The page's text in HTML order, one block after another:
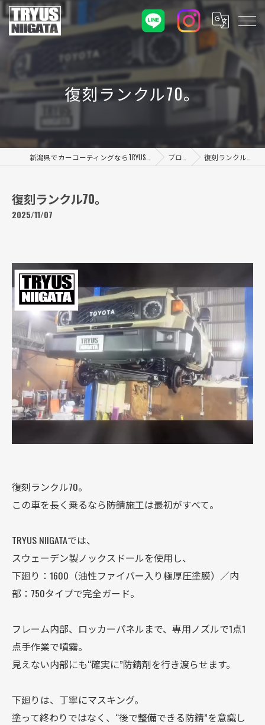
復刻ランクル70。
ブログ 復刻ランクル70。
復刻ランクル70。
2025/11/07
復刻ランクル70。
この車を長く乗るなら――防錆施工は最初がすべて。
TRYUS NIIGATAでは、
スウェーデン製ノックスドールを使用し、
下廻り：1600（油性ファイバー入り極厚圧塗膜）／内
部：750タイプで完全ガード。
フレーム内部、ロッカーパネルまで、専用ノズルで1点1
点手作業で噴霧。
見えない内部にも“確実に”防錆剤を行き渡らせます。
下廻りは、丁寧にマスキング。
塗って終わりではなく、“後で整備できる防錆”を意識し